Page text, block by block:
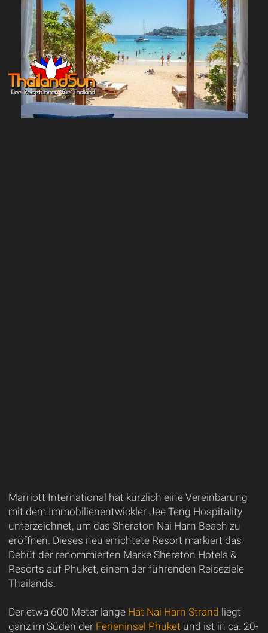
Marriott International hat kürzlich eine Vereinbarung
mit dem Immobilienentwickler Jee Teng Hospitality
unterzeichnet, um das Sheraton Nai Harn Beach zu
eröffnen. Dieses neu errichtete Resort markiert das
Debüt der renommierten Marke Sheraton Hotels &
Resorts auf Phuket, einem der führenden Reiseziele
Thailands.
Der etwa 600 Meter lange Hat Nai Harn Strand liegt
ganz im Süden der Ferieninsel Phuket und ist in ca. 20-